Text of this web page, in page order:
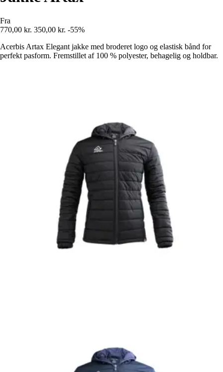
Fra
770,00 kr. 350,00 kr. -55%
Acerbis Artax Elegant jakke med broderet logo og elastisk bånd for
perfekt pasform. Fremstillet af 100 % polyester, behagelig og holdbar.